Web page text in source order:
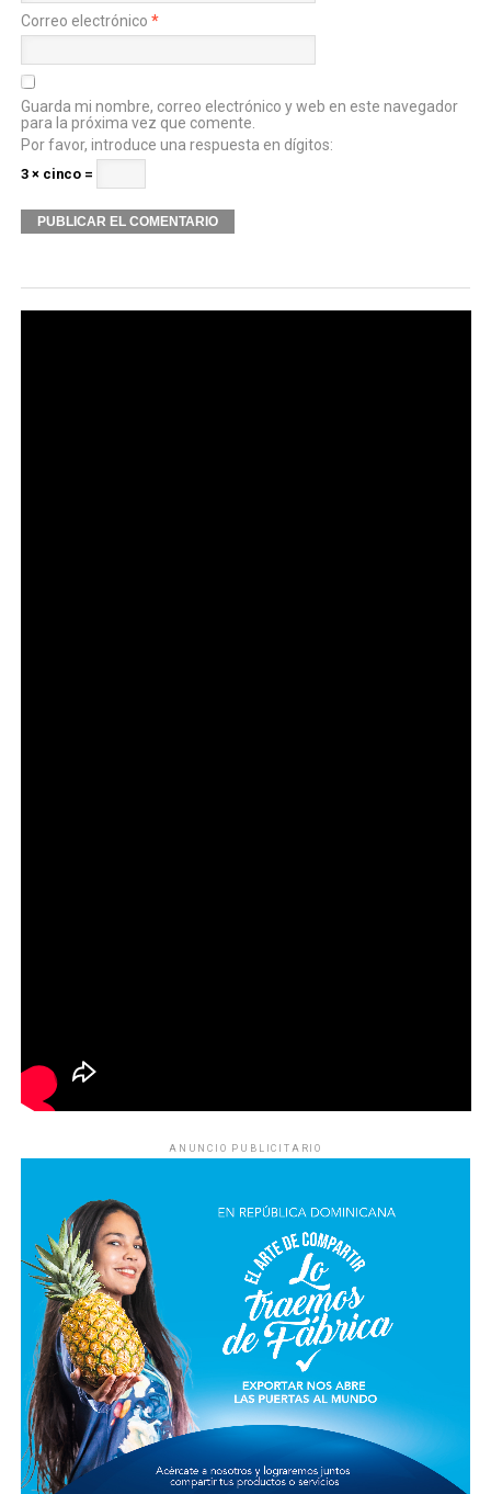
Correo electrónico *
Guarda mi nombre, correo electrónico y web en este navegador
para la próxima vez que comente.
Por favor, introduce una respuesta en dígitos:
3 × cinco =
ANUNCIO PUBLICITARIO